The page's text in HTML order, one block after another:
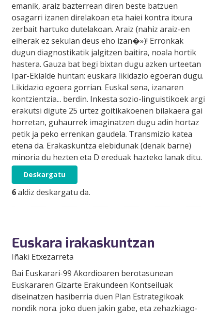
emanik, araiz bazterrean diren beste batzuen
osagarri izanen direlakoan eta haiei kontra itxura
zerbait hartuko dutelakoan. Araiz (nahiz araiz-en
eiherak ez sekulan deus eho izan�»)! Erronkak
dugun diagnostikatik jalgitzen baitira, noala hortik
hastera. Gauza bat begi bixtan dugu azken urteetan
Ipar-Ekialde huntan: euskara likidazio egoeran dugu.
Likidazio egoera gorrian. Euskal sena, izanaren
kontzientzia... berdin. Inkesta sozio-linguistikoek argi
erakutsi digute 25 urtez goitikakoenen bilakaera gai
horretan, guhaurrek imaginatzen dugu adin hortaz
petik ja peko errenkan gaudela. Transmizio katea
etena da. Erakaskuntza elebidunak (denak barne)
minoria du hezten eta D ereduak hazteko lanak ditu.
Deskargatu
6aldiz deskargatu da.
Euskara irakaskuntzan
Iñaki Etxezarreta
Bai Euskarari-99 Akordioaren berotasunean
Euskararen Gizarte Erakundeen Kontseiluak
diseinatzen hasiberria duen Plan Estrategikoak
nondik nora. joko duen jakin gabe, eta zehazkiago-